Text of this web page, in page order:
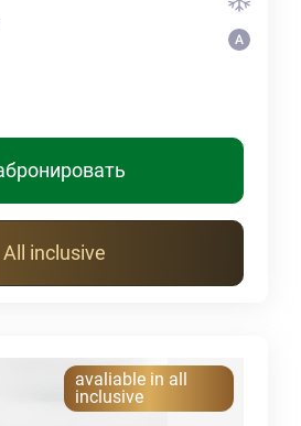
All inclusive
avaliable in all
inclusive